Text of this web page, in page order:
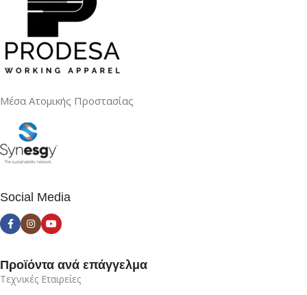
Μέσα Ατομικής Προστασίας
Social Media
Προϊόντα ανά επάγγελμα
Τεχνικές Εταιρείες